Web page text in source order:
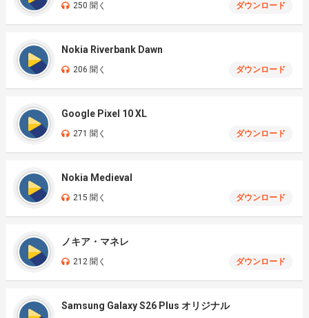
250 聞く ダウンロード
Nokia Riverbank Dawn
206 聞く ダウンロード
Google Pixel 10 XL
271 聞く ダウンロード
Nokia Medieval
215 聞く ダウンロード
ノキア・マネレ
212 聞く ダウンロード
Samsung Galaxy S26 Plus オリジナル